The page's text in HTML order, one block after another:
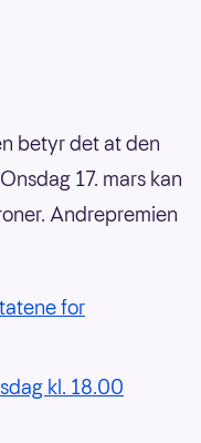
betyr det at den
17. mars kan
Andrepremien
for
kl. 18.00